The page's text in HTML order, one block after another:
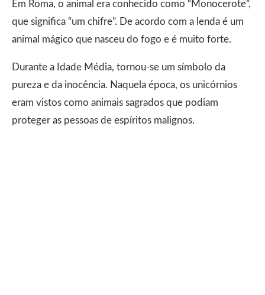
Em Roma, o animal era conhecido como “Monocerote”,
que significa “um chifre”. De acordo com a lenda é um
animal mágico que nasceu do fogo e é muito forte.
Durante a Idade Média, tornou-se um símbolo da
pureza e da inocência. Naquela época, os unicórnios
eram vistos como animais sagrados que podiam
proteger as pessoas de espíritos malignos.